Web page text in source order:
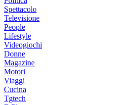
Spettacolo
Televisione
People
Lifestyle
Videogiochi
Donne
Magazine
Motori
Viaggi
Cucina
Tgtech